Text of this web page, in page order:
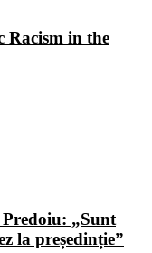
Racism in the
„Sunt
la președinție”